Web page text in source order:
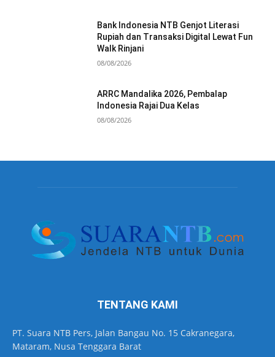
Bank Indonesia NTB Genjot Literasi
Rupiah dan Transaksi Digital Lewat Fun
Walk Rinjani
08/08/2026
ARRC Mandalika 2026, Pembalap
Indonesia Rajai Dua Kelas
08/08/2026
TENTANG KAMI
PT. Suara NTB Pers, Jalan Bangau No. 15 Cakranegara,
Mataram, Nusa Tenggara Barat